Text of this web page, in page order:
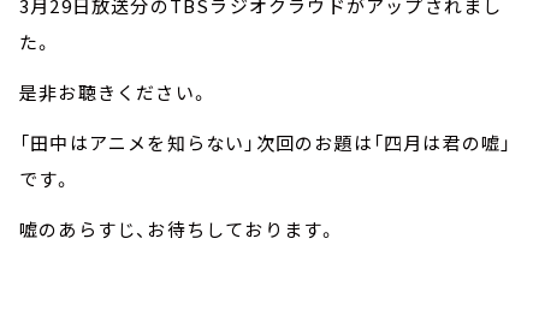
3月29日放送分のTBSラジオクラウドがアップされまし
た。
是非お聴きください。
「田中はアニメを知らない」次回のお題は「四月は君の嘘」
です。
嘘のあらすじ、お待ちしております。